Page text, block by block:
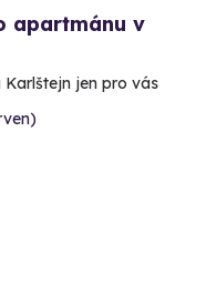
apartmánu v
jen pro vás